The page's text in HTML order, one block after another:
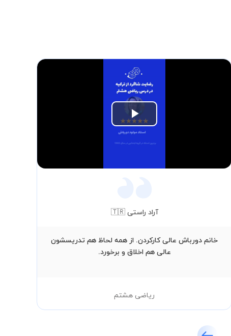
Play
Video
آراد راستی 🇹🇷
خانم دورباش عالی کارکردن. از همه لحاظ هم تدریسشون
عالی هم اخلاق و برخورد.
ریاضی هشتم